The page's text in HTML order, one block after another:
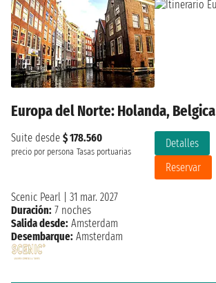
Europa del Norte: Holanda, Belgica
Suite desde $ 178.560
precio por persona Tasas portuarias
Detalles
Reservar
Scenic Pearl
31 mar. 2027
Duración: 7 noches
Salida desde: Amsterdam
Desembarque: Amsterdam